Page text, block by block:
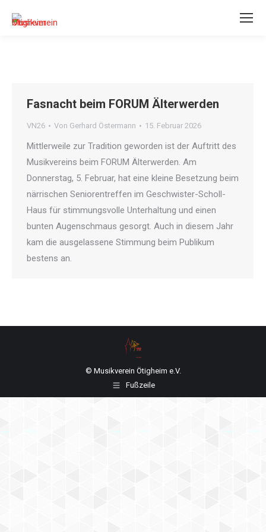
Fasnacht beim FORUM Älterwerden
VN26 Von Gerhard Östermann 15. Februar 2026
Mittlerweile zur Tradition geworden ist der Auftritt des
Musikvereins beim FORUM Älterwerden. Am
Donnerstag, 5. Februar, hat eine kleine Besetzung beim
närrischen Seniorentreffen im Geschwister-Scholl-
Haus für stimmungsvolle Unterhaltung und einen
bunten Augenschmaus gesorgt. Auch in diesem Jahr
kam die ausgelassene Stimmung beim Publikum
bestens an.
© Musikverein Ötigheim e.V.
Fußzeile